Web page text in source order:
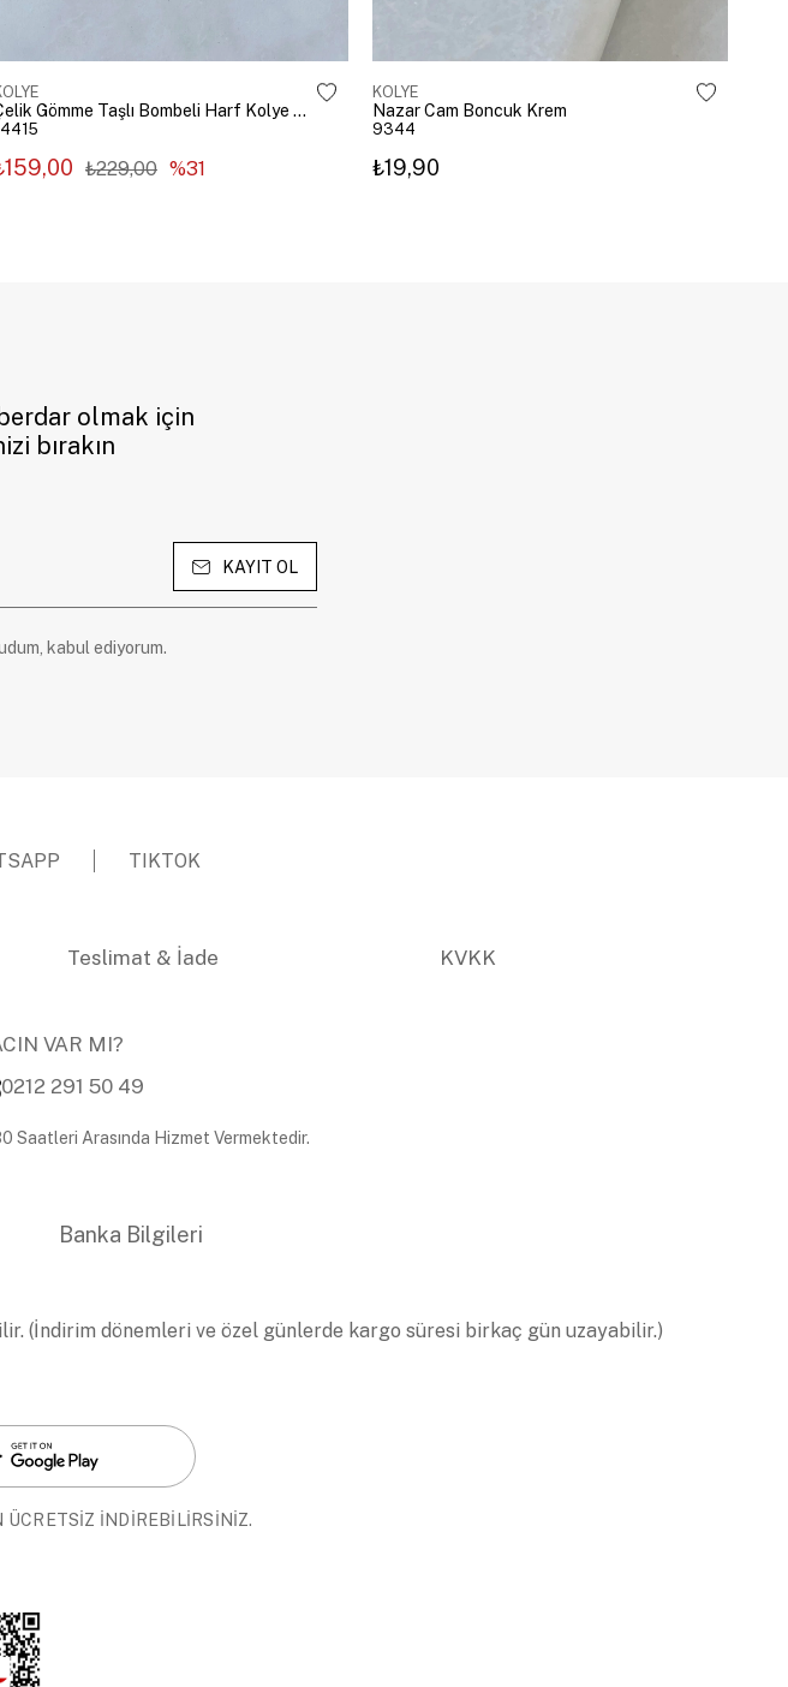
Çelik Gömme Taşlı Bombeli Harf Kolye Gümüş
₺229,00 %31
KOLYE
Nazar Cam Boncuk Krem
9344
₺19,90
olmak için
bırakın
KAYIT OL
kabul ediyorum.
TIKTOK
Teslimat & İade KVKK
VAR MI?
0212 291 50 49
Saatleri Arasında Hizmet Vermektedir.
Banka Bilgileri
(İndirim dönemleri ve özel günlerde kargo süresi birkaç gün uzayabilir.)
ÜCRETSİZ İNDİREBİLİRSİNİZ.